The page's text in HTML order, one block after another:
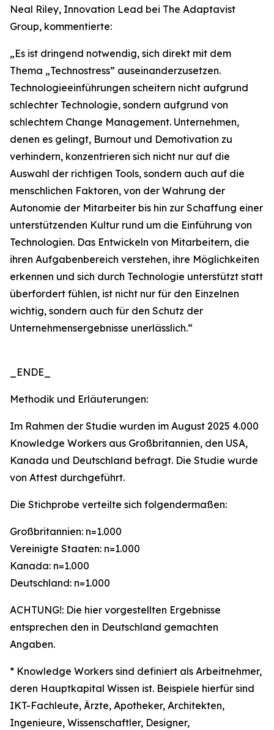
Neal Riley, Innovation Lead bei The Adaptavist
Group, kommentierte:
„Es ist dringend notwendig, sich direkt mit dem
Thema „Technostress” auseinanderzusetzen.
Technologieeinführungen scheitern nicht aufgrund
schlechter Technologie, sondern aufgrund von
schlechtem Change Management. Unternehmen,
denen es gelingt, Burnout und Demotivation zu
verhindern, konzentrieren sich nicht nur auf die
Auswahl der richtigen Tools, sondern auch auf die
menschlichen Faktoren, von der Wahrung der
Autonomie der Mitarbeiter bis hin zur Schaffung einer
unterstützenden Kultur rund um die Einführung von
Technologien. Das Entwickeln von Mitarbeitern, die
ihren Aufgabenbereich verstehen, ihre Möglichkeiten
erkennen und sich durch Technologie unterstützt statt
überfordert fühlen, ist nicht nur für den Einzelnen
wichtig, sondern auch für den Schutz der
Unternehmensergebnisse unerlässlich.“
_ENDE_
Methodik und Erläuterungen:
Im Rahmen der Studie wurden im August 2025 4.000
Knowledge Workers aus Großbritannien, den USA,
Kanada und Deutschland befragt. Die Studie wurde
von Attest durchgeführt.
Die Stichprobe verteilte sich folgendermaßen:
Großbritannien: n=1.000
Vereinigte Staaten: n=1.000
Kanada: n=1.000
Deutschland: n=1.000
ACHTUNG!: Die hier vorgestellten Ergebnisse
entsprechen den in Deutschland gemachten
Angaben.
* Knowledge Workers sind definiert als Arbeitnehmer,
deren Hauptkapital Wissen ist. Beispiele hierfür sind
IKT-Fachleute, Ärzte, Apotheker, Architekten,
Ingenieure, Wissenschaftler, Designer,